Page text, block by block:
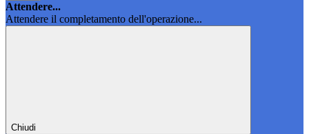
Attendere...
Attendere il completamento dell'operazione...
Chiudi